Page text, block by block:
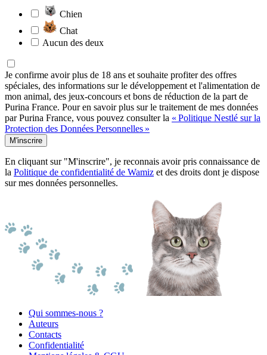
Chien
Chat
Aucun des deux
Je confirme avoir plus de 18 ans et souhaite profiter des offres
spéciales, des informations sur le développement et l'alimentation de
mon animal, des jeux-concours et bons de réduction de la part de
Purina France. Pour en savoir plus sur le traitement de mes données
par Purina France, vous pouvez consulter la « Politique Nestlé sur la
Protection des Données Personnelles »
M'inscrire
En cliquant sur "M'inscrire", je reconnais avoir pris connaissance de
la Politique de confidentialité de Wamiz et des droits dont je dispose
sur mes données personnelles.
Qui sommes-nous ?
Auteurs
Contacts
Confidentialité